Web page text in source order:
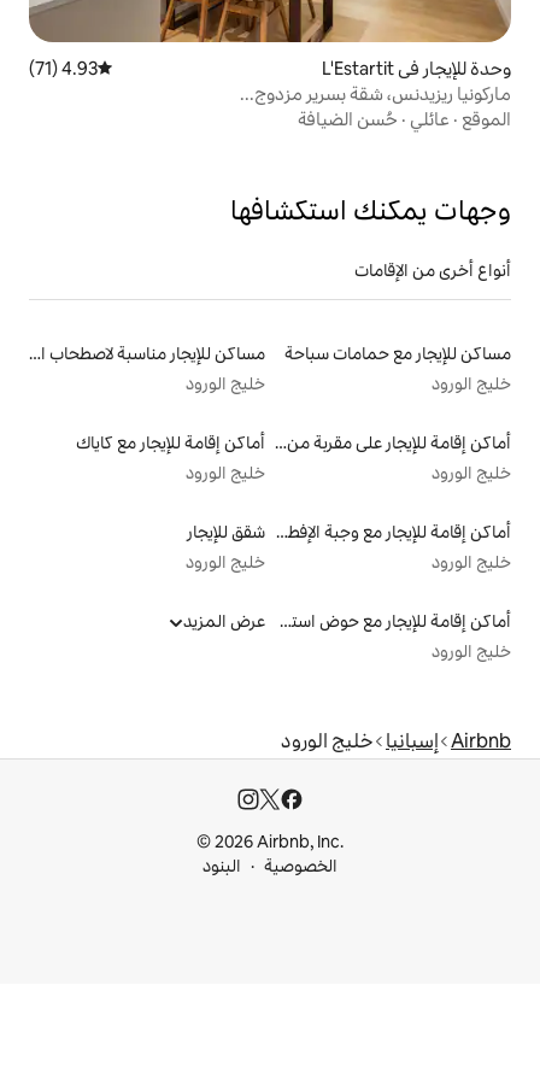
متوسط التقييم 4.93 من 5، 71 مراجعات
مزدوج...
مساكن للإيجار مناسبة لاصطحاب الحيوانات الأليفة
خليج الورود
أماكن إقامة للإيجار على مقربة من البحيرة أماكن إقامة للإيجار مع كاياك
خليج الورود
أماكن إقامة للإيجار مع وجبة الإفطار شقق للإيجار
خليج الورود
أماكن إقامة للإيجار مع حوض استحمام ساخن عرض المزيد